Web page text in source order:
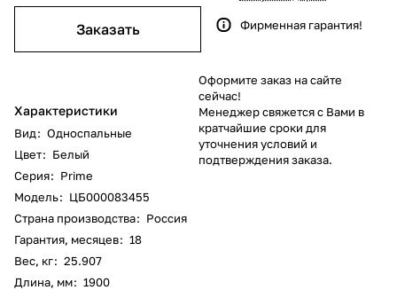
Заказать
Характеристики
Вид: Односпальные
Цвет: Белый
Серия: Prime
Модель: ЦБ000083455
Страна производства: Россия
Гарантия, месяцев: 18
Вес, кг: 25.907
Длина, мм: 1900
Фирменная гарантия!
Оформите заказ на сайте
сейчас!
Менеджер свяжется с Вами в
кратчайшие сроки для
уточнения условий и
подтверждения заказа.